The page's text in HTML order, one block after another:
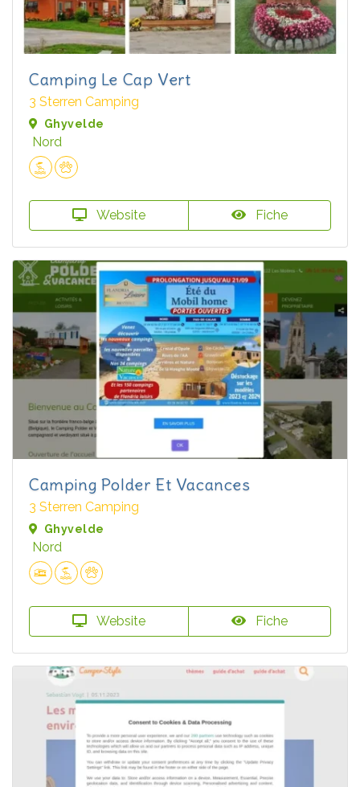
Camping Le Cap Vert
3 Sterren Camping
Ghyvelde
Nord
Website Fiche
Camping Polder Et Vacances
3 Sterren Camping
Ghyvelde
Nord
Website Fiche